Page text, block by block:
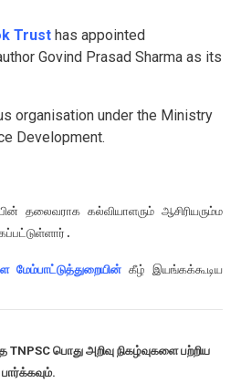
Trust has appointed
Govind Prasad Sharma as its
organisation under the Ministry
Development.
தலைவராக கல்வியாளரும்
மேம்பாட்டுத்துறையின் கீழ் இயங்கக்கூடிய
பொது அறிவு நிகழ்வுகளை பற்றிய